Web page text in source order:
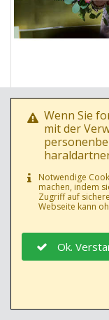
Foto Nr.: 22801
Datum: 02.10.2014
Marianne Nentwich,
Wenn Sie
mit der
Notwendige
machen, indem
Zugriff auf
Webseite kann
Ok.